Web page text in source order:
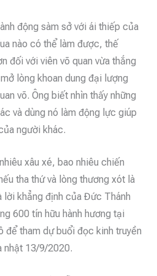
động sàm sở với ái thiếp của
nào có thể làm được, thế
đối với viên võ quan vừa thắng
lòng khoan dung đại lượng
võ. Ông biết nhìn thấy những
và dùng nó làm động lực giúp
người khác.
xâu xé, bao nhiêu chiến
tha thứ và lòng thương xót là
lời khẳng định của Đức Thánh
600 tín hữu hành hương tại
để tham dự buổi đọc kinh truyền
nhật 13/9/2020.